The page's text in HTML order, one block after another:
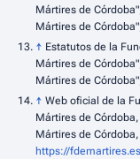
Mártires de
Mártires de
↑ Estatutos de la
Mártires de
Mártires de
↑ Web oficial de la
Mártires de
Mártires de
https://